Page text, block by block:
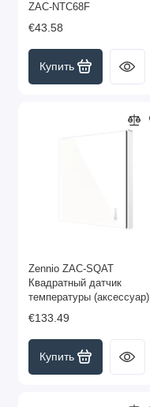
ZAC-NTC68F
€43.58
Купить
Zennio ZAC-SQAT
Квадратный датчик
температуры (аксессуар)
SQ-AmbienT, цвет белый
арт. ZAC-SQAT-W
€133.49
Купить